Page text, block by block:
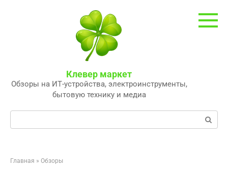
Клевер маркет
Обзоры на ИТ-устройства, электроинструменты,
бытовую технику и медиа
Поиск:
Главная » Обзоры